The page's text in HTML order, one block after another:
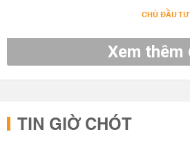
CHỦ ĐẦU TƯ
Xem thêm
TIN GIỜ CHÓT